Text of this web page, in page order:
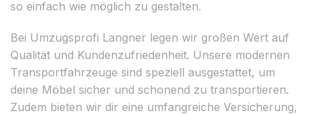
so einfach wie möglich zu gestalten.
Bei Umzugsprofi Langner legen wir großen Wert auf
Qualität und Kundenzufriedenheit. Unsere modernen
Transportfahrzeuge sind speziell ausgestattet, um
deine Möbel sicher und schonend zu transportieren.
Zudem bieten wir dir eine umfangreiche Versicherung,